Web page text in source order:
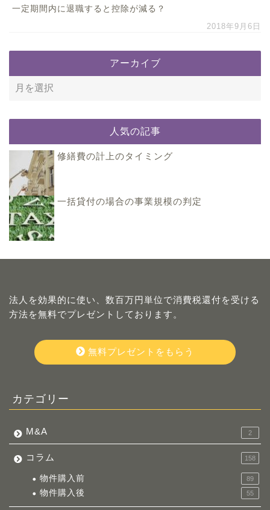
一定期間内に退職すると控除が減る？
2018年9月6日
アーカイブ
人気の記事
修繕費の計上のタイミング
一括貸付の場合の事業規模の判定
法人を効果的に使い、数百万円単位で消費税還付を受ける
方法を無料でプレゼントしております。
無料プレゼントをもらう
カテゴリー
M&A 2
コラム 158
物件購入前 89
物件購入後 55